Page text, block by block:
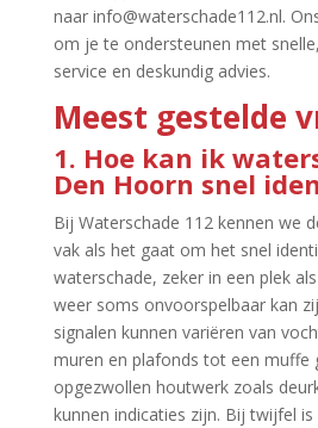
naar info@waterschade112.​nl.​
om je te ondersteunen met
service en deskundig advies.​
Meest gestelde
1.​ Hoe kan ik
Den Hoorn snel
Bij Waterschade 112 kennen we
vak als het gaat om het snel
waterschade, zeker in een plek
weer soms onvoorspelbaar kan
signalen kunnen variëren van
muren en plafonds tot een muffe
opgezwollen houtwerk zoals
kunnen indicaties zijn.​ Bij twijfel